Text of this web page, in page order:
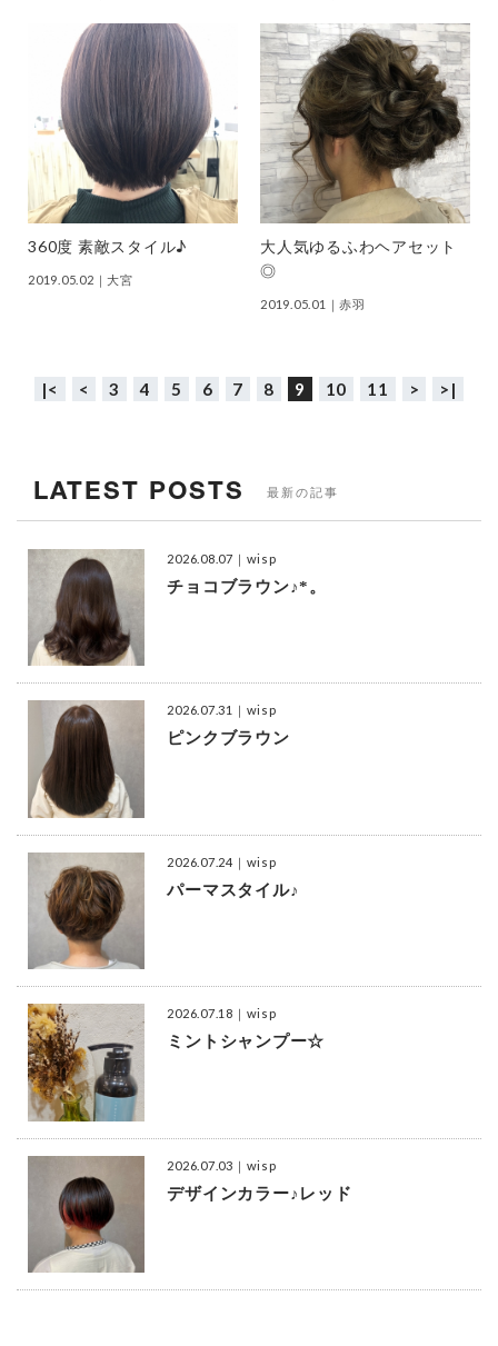
360度 素敵スタイル♪
2019.05.02 ｜大宮
大人気ゆるふわヘアセット
◎
2019.05.01 ｜赤羽
|< < 3 4 5 6 7 8 9 10 11 > >|
LATEST POSTS 最新の記事
2026.08.07 ｜wisp
チョコブラウン♪*。
2026.07.31 ｜wisp
ピンクブラウン
2026.07.24 ｜wisp
パーマスタイル♪
2026.07.18 ｜wisp
ミントシャンプー☆
2026.07.03 ｜wisp
デザインカラー♪レッド